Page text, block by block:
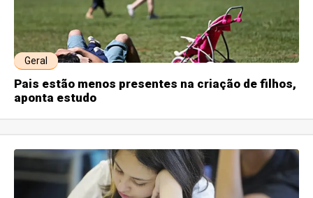
Geral
Pais estão menos presentes na criação de filhos,
aponta estudo